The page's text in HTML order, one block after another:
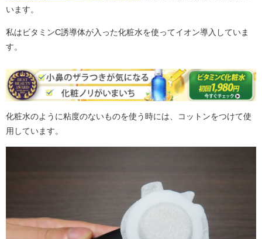
います。
私はビタミンC誘導体が入った化粧水を使ってイオン導入していま
す。
化粧水のように粘度のないものを使う時には、コットンをつけて使
用しています。